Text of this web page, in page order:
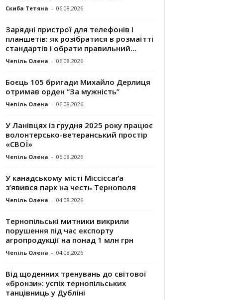
Скиба Тетяна - 06.08.2026
Зарядні пристрої для телефонів і
планшетів: як розібратися в розмаїтті
стандартів і обрати правильний...
Чепіль Олена - 06.08.2026
Боєць 105 бригади Михайло Дерлиця
отримав орден “За мужність”
Чепіль Олена - 06.08.2026
У Ланівцях із грудня 2025 року працює
волонтерсько-ветеранський простір
«СВОЇ»
Чепіль Олена - 05.08.2026
У канадському місті Міссіссаґа
з’явився парк на честь Тернополя
Чепіль Олена - 04.08.2026
Тернопільські митники викрили
порушення під час експорту
агропродукції на понад 1 млн грн
Чепіль Олена - 04.08.2026
Від щоденних тренувань до світової
«бронзи»: успіх тернопільських
танцівниць у Дубліні